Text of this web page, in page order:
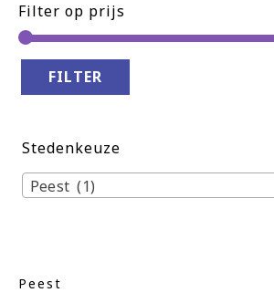
Peest
Filter op prijs
FILTER
Stedenkeuze
Peest (1)